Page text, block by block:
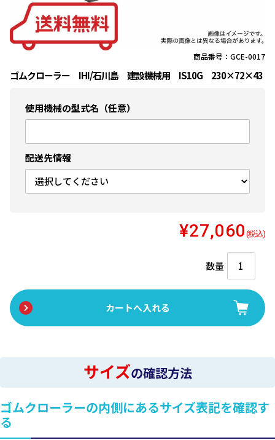
商品番号：GCE-0017
ゴムクローラー IHI/石川島 建設機械用 IS10G 230×72×43
使用機械の型式名（任意）
配送先情報
¥27,060 (税込)
数量
サイズの確認方法
ゴムクローラーの内側にあるサイズ表記を確認す
る